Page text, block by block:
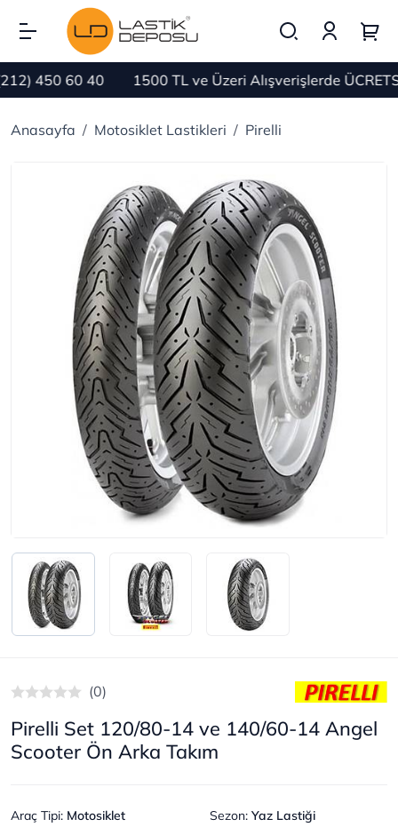
450 60 40 1500 TL ve Üzeri Alışverişlerde ÜCRETSİZ
Anasayfa Motosiklet Lastikleri Pirelli
(0)
Pirelli Set 120/80-14 ve 140/60-14 Angel
Scooter Ön Arka Takım
Araç Tipi: Motosiklet Sezon: Yaz Lastiği